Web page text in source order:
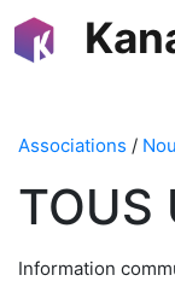
Associations /
TOUS
Information